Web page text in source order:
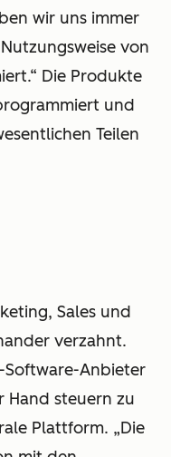
wir uns immer
von
Die Produkte
und
Teilen
Sales und
verzahnt.
Software-Anbieter
Hand steuern zu
Plattform. „Die